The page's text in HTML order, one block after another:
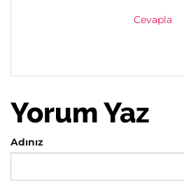
Cevapla
Yorum Yaz
Adınız